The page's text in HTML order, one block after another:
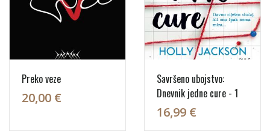
Preko veze
20,00 €
Savršeno ubojstvo:
Dnevnik jedne cure - 1
16,99 €